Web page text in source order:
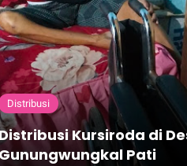
Distribusi
Kursiroda di
Gunungwungkal Pati